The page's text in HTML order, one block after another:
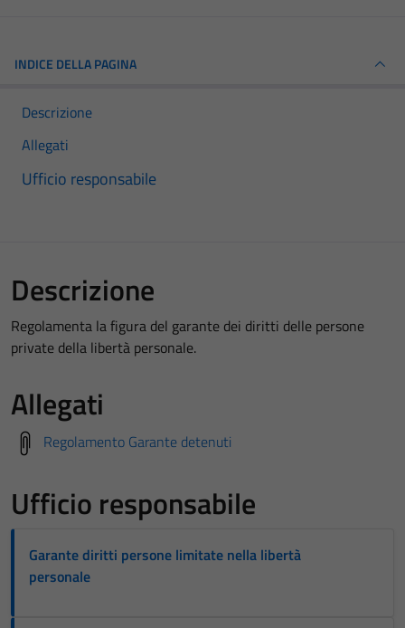
INDICE DELLA PAGINA
Descrizione
Allegati
Ufficio responsabile
Descrizione
Regolamenta la figura del garante dei diritti delle persone
private della libertà personale.
Allegati
Regolamento Garante detenuti
Ufficio responsabile
Garante diritti persone limitate nella libertà
personale